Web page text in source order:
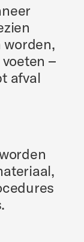
–
afval